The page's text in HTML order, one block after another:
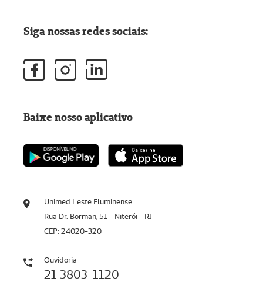
Unimed Leste Fluminense
Rua Dr. Borman, 51 - Niterói - RJ
CEP: 24020-320
Ouvidoria
21 3803-1120
Siga nossas redes sociais:
Baixe nosso aplicativo